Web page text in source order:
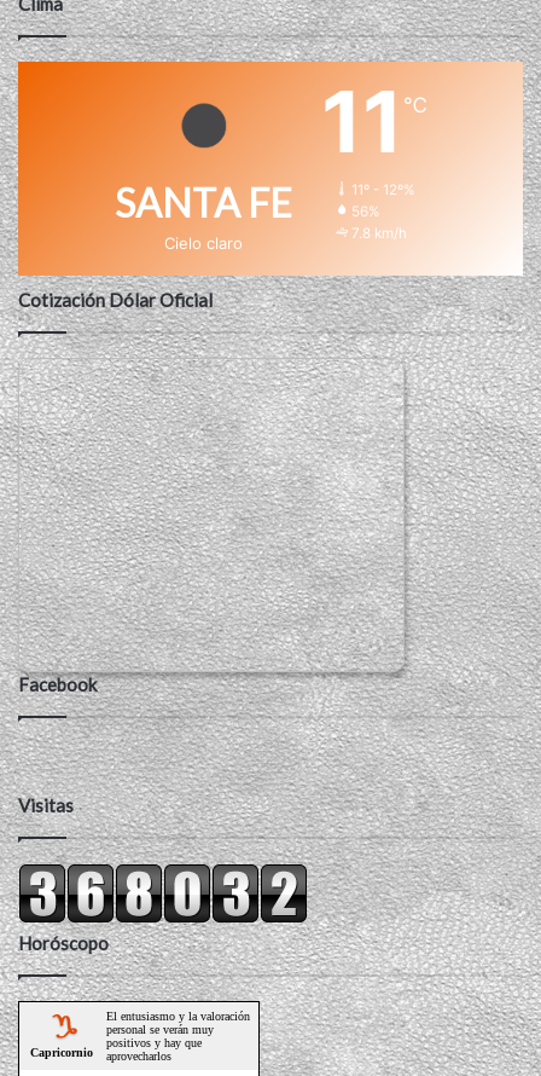
SANTA FE
Cielo claro
11℃
11º - 12º%
56%
7.8 km/h
Cotización Dólar Oficial
Facebook
Visitas
Horóscopo